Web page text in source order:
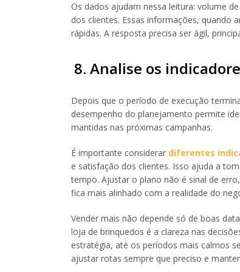
Os dados ajudam nessa leitura: volume
dos clientes. Essas informações, quando
rápidas. A resposta precisa ser ágil,
8. Analise os
Depois que o período de execução
desempenho do planejamento permite
mantidas nas próximas campanhas.
É importante considerar diferentes
e satisfação dos clientes. Isso ajuda a
tempo. Ajustar o plano não é sinal de
fica mais alinhado com a realidade do
Vender mais não depende só de boas
loja de brinquedos é a clareza nas
estratégia, até os períodos mais calmos
ajustar rotas sempre que preciso e